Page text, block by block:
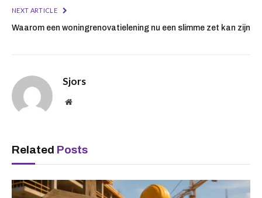
NEXT ARTICLE
Waarom een ​​woningrenovatielening nu een slimme zet kan zijn
Sjors
Website
Related Posts